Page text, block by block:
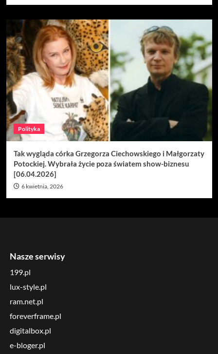
Polityka
Tak wygląda córka Grzegorza Ciechowskiego i Małgorzaty
Potockiej. Wybrała życie poza światem show-biznesu
[06.04.2026]
6 kwietnia, 2026
Nasze serwisy
199.pl
lux-style.pl
ram.net.pl
foreverframe.pl
digitalbox.pl
e-bloger.pl